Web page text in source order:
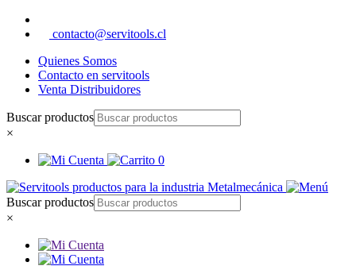
contacto@servitools.cl
Quienes Somos
Contacto en servitools
Venta Distribuidores
Buscar productos
×
0
Buscar productos
×